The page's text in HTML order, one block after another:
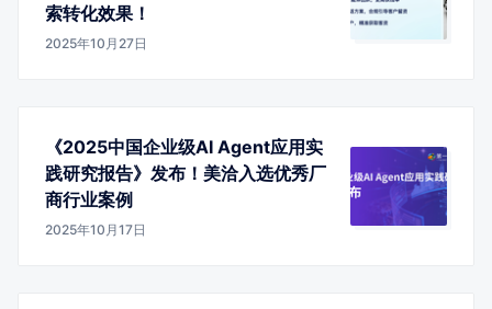
索转化效果！
2025年10月27日
《2025中国企业级AI Agent应用实
践研究报告》发布！美洽入选优秀厂
商行业案例
2025年10月17日